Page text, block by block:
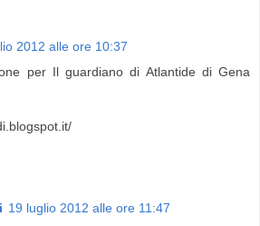
2012 alle ore 10:37
per Il guardiano di Atlantide di Gena
19 luglio 2012 alle ore 11:47